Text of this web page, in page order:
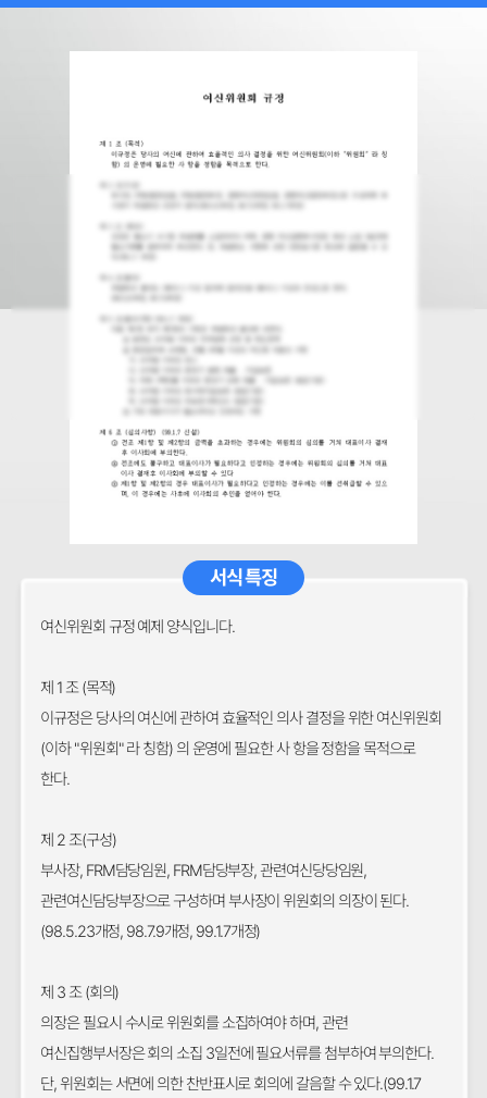
서식 특징
여신위원회 규정 예제 양식입니다.
제 1 조 (목적)
이규정은 당사의 여신에 관하여 효율적인 의사 결정을 위한 여신위원회
(이하 "위원회" 라 칭함) 의 운영에 필요한 사 항을 정함을 목적으로
한다.
제 2 조(구성)
부사장, FRM담당임원, FRM담당부장, 관련여신당당임원,
관련여신담당부장으로 구성하며 부사장이 위원회의 의장이 된다.
(98.5.23개정, 98.7.9개정, 99.1.7개정)
제 3 조 (회의)
의장은 필요시 수시로 위원회를 소집하여야 하며, 관련
여신집행부서장은 회의 소집 3일전에 필요서류를 첨부하여 부의한다.
단, 위원회는 서면에 의한 찬반표시로 회의에 갈음할 수 있다.(99.1.7